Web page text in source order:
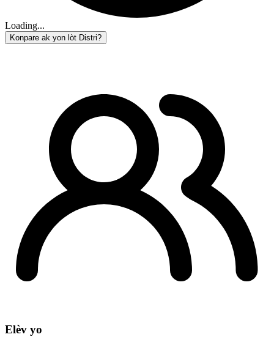
Loading...
Konpare ak yon lòt Distri?
Elèv yo